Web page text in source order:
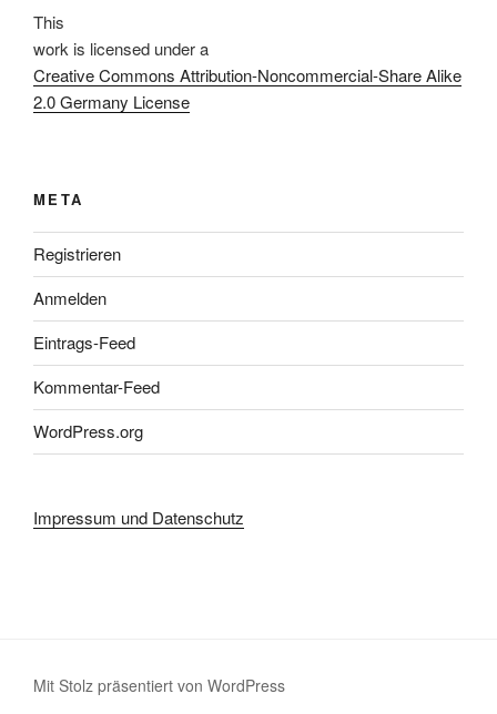
This
work is licensed under a
Creative Commons Attribution-Noncommercial-Share Alike
2.0 Germany License
META
Registrieren
Anmelden
Eintrags-Feed
Kommentar-Feed
WordPress.org
Impressum und Datenschutz
Mit Stolz präsentiert von WordPress